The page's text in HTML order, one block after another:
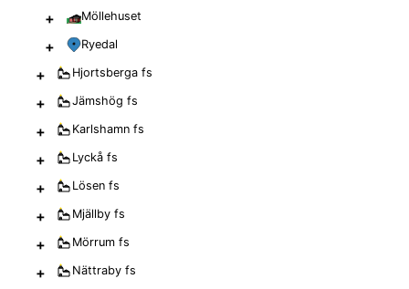
+ Möllehuset
+ Ryedal
+ Hjortsberga fs
+ Jämshög fs
+ Karlshamn fs
+ Lyckå fs
+ Lösen fs
+ Mjällby fs
+ Mörrum fs
+ Nättraby fs